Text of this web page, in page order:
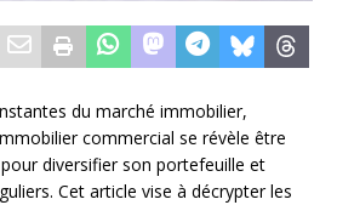
du marché immobilier,
commercial se révèle être
diversifier son portefeuille et
Cet article vise à décrypter les